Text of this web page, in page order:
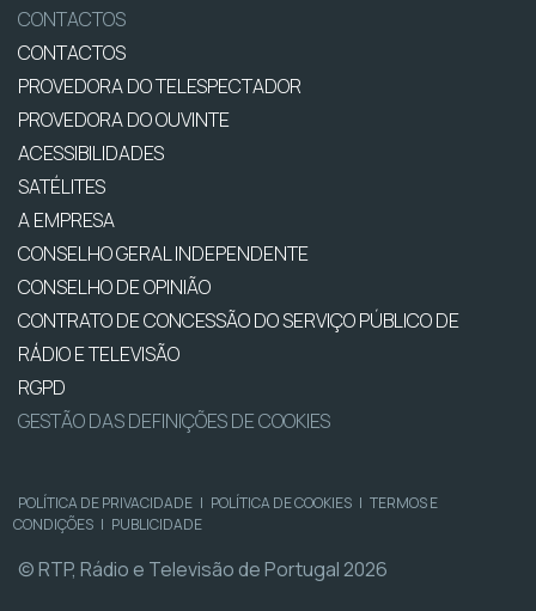
CONTACTOS
CONTACTOS
PROVEDORA DO TELESPECTADOR
PROVEDORA DO OUVINTE
ACESSIBILIDADES
SATÉLITES
A EMPRESA
CONSELHO GERAL INDEPENDENTE
CONSELHO DE OPINIÃO
CONTRATO DE CONCESSÃO DO SERVIÇO PÚBLICO DE
RÁDIO E TELEVISÃO
RGPD
GESTÃO DAS DEFINIÇÕES DE COOKIES
POLÍTICA DE PRIVACIDADE | POLÍTICA DE COOKIES | TERMOS E
CONDIÇÕES | PUBLICIDADE
© RTP, Rádio e Televisão de Portugal 2026